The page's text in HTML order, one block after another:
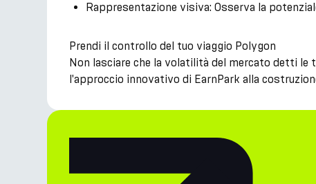
Rappresentazione visiva: Osserva la
Prendi il controllo del tuo viaggio Polygon
Non lasciare che la volatilità del mercato detti
l'approccio innovativo di EarnPark alla